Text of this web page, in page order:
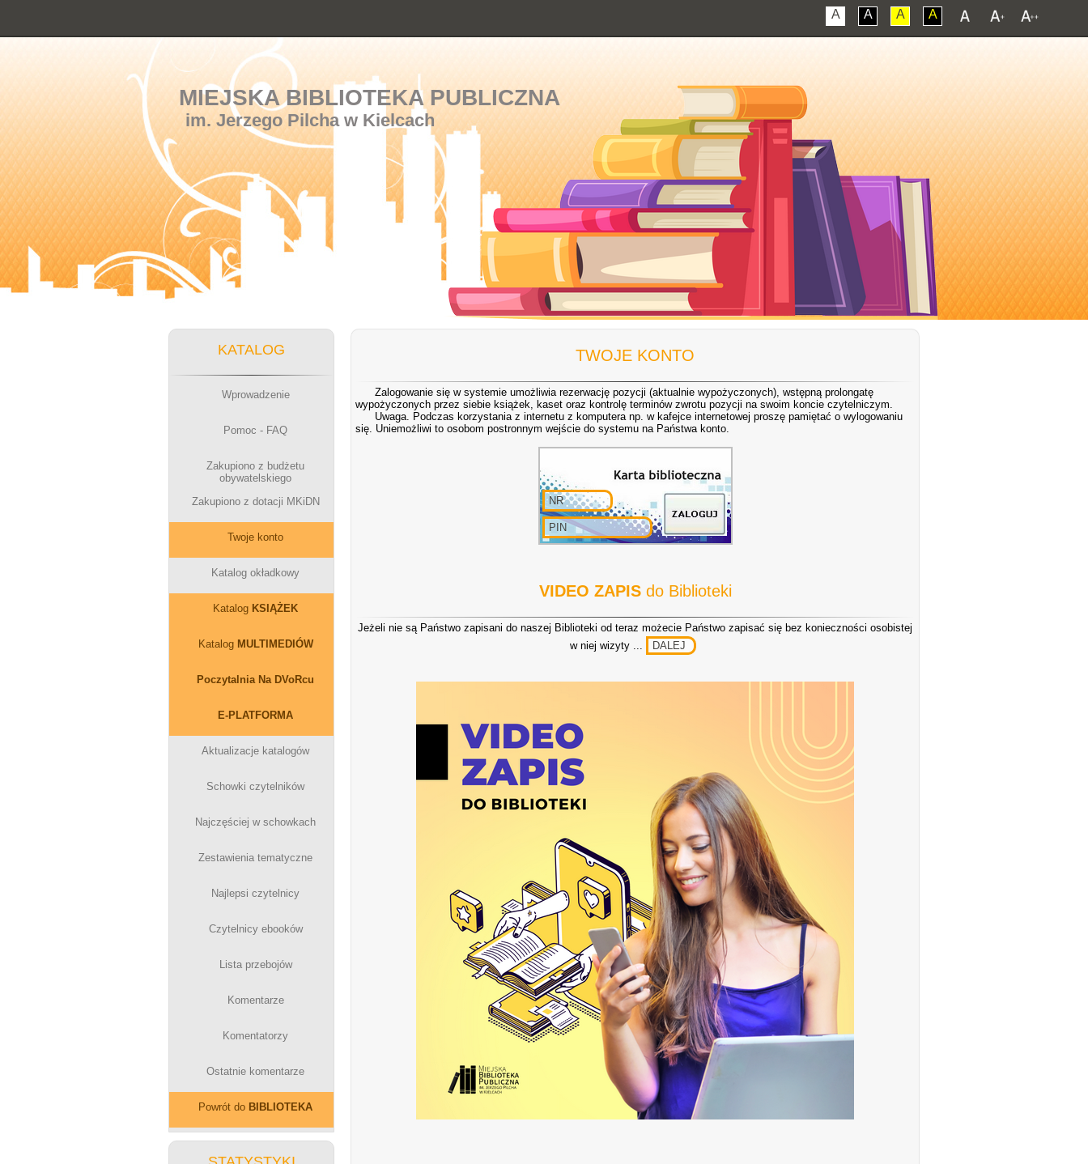
A A A A
MIEJSKA BIBLIOTEKA PUBLICZNA
im. Jerzego Pilcha w Kielcach
KATALOG
Wprowadzenie
Pomoc - FAQ
Zakupiono z budżetu
obywatelskiego
Zakupiono z dotacji MKiDN
Twoje konto
Katalog okładkowy
Katalog KSIĄŻEK
Katalog MULTIMEDIÓW
Poczytalnia Na DVoRcu
E-PLATFORMA
Aktualizacje katalogów
Schowki czytelników
Najczęściej w schowkach
Zestawienia tematyczne
Najlepsi czytelnicy
Czytelnicy ebooków
Lista przebojów
Komentarze
Komentatorzy
Ostatnie komentarze
Powrót do BIBLIOTEKA
TWOJE KONTO
Zalogowanie się w systemie umożliwia rezerwację pozycji (aktualnie wypożyczonych), wstępną prolongatę
wypożyczonych przez siebie książek, kaset oraz kontrolę terminów zwrotu pozycji na swoim koncie czytelniczym.
Uwaga. Podczas korzystania z internetu z komputera np. w kafejce internetowej proszę pamiętać o wylogowaniu
się. Uniemożliwi to osobom postronnym wejście do systemu na Państwa konto.
VIDEO ZAPISdo Biblioteki
Jeżeli nie są Państwo zapisani do naszej Biblioteki od teraz możecie Państwo zapisać się bez konieczności osobistej
w niej wizyty ...
DALEJ